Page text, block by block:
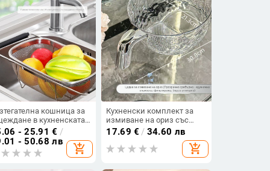
кошница за
в кухненската
от неръждаема
- 25.91 € /
- 50.68 лв
add_shopping_cart
Кухненски комплект за
измиване на ориз със
сито, кошница за
отцеждане и корито за
зеленчуци и плодове
17.69 € / 34.60 лв
add_shopping_cart